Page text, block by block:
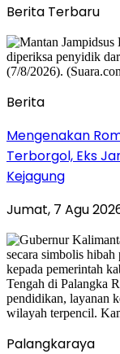
Berita Terbaru
Berita
Mengenakan
Terborgol, Eks
Kejagung
Jumat, 7 Agu
Palangkaraya